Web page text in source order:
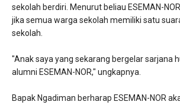
sekolah berdiri. Menurut beliau ESEMAN-
jika semua warga sekolah memiliki satu
sekolah.
"Anak saya yang sekarang bergelar sarjana
alumni ESEMAN-NOR," ungkapnya.
Bapak Ngadiman berharap ESEMAN-NOR